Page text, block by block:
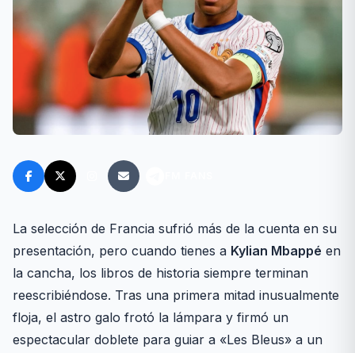
La selección de Francia sufrió más de la cuenta en su
presentación, pero cuando tienes a Kylian Mbappé en
la cancha, los libros de historia siempre terminan
reescribiéndose. Tras una primera mitad inusualmente
floja, el astro galo frotó la lámpara y firmó un
espectacular doblete para guiar a «Les Bleus» a un